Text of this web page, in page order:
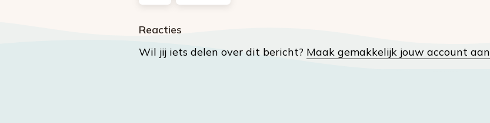
Reacties
Wil jij iets delen over dit bericht? Maak gemakkelijk jouw account aan